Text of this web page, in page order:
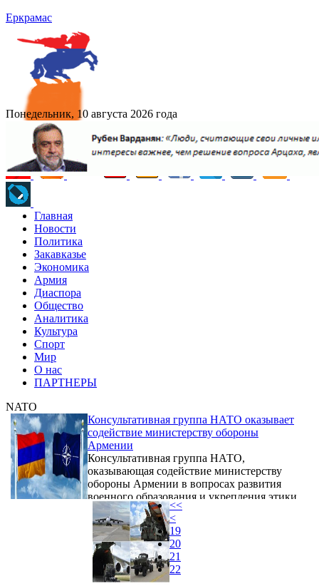
Еркрамас
Понедельник, 10 августа 2026 года
Главная
Новости
Политика
Закавказье
Экономика
Армия
Диаспора
Общество
Аналитика
Культура
Спорт
Мир
О нас
ПАРТНЕРЫ
NATO
Консультативная группа НАТО оказывает
содействие министерству обороны
Армении
Консультативная группа НАТО,
оказывающая содействие министерству
обороны Армении в вопросах развития
военного образования и укрепления этики,
проводит встречи в республике для
обсуждения вопросов сотрудничества.
<<
<
19
20
21
22